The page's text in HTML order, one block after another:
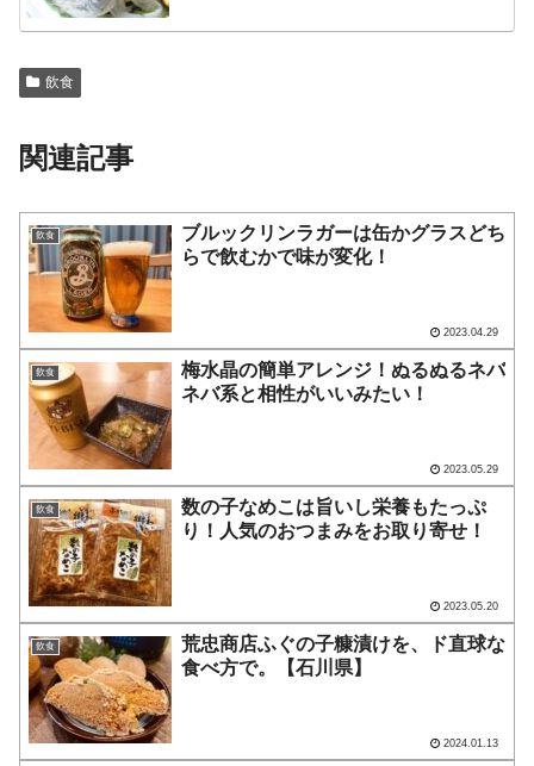
飲食
関連記事
飲食
ブルックリンラガーは缶かグラスどち
らで飲むかで味が変化！
2023.04.29
飲食
梅水晶の簡単アレンジ！ぬるぬるネバ
ネバ系と相性がいいみたい！
2023.05.29
飲食
数の子なめこは旨いし栄養もたっぷ
り！人気のおつまみをお取り寄せ！
2023.05.20
飲食
荒忠商店ふぐの子糠漬けを、ド直球な
食べ方で。【石川県】
2024.01.13